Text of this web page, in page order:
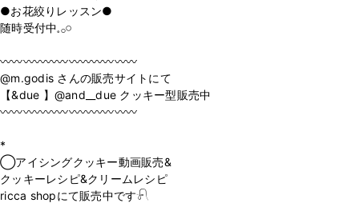
●お花絞りレッスン●
随時受付中𓈒𓂂𓏸
〰️〰️〰️〰️〰️〰️〰️〰️〰️〰️〰️〰️
@m.godis さんの販売サイトにて
【&due 】@and__due クッキー型販売中
〰️〰️〰️〰️〰️〰️〰️〰️〰️〰️〰️〰️
*
◯アイシングクッキー動画販売&
クッキーレシピ&クリームレシピ
ricca shopにて販売中です𓍯